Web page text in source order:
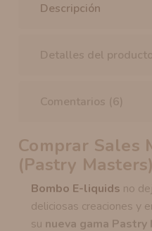
Descripción
Detalles del producto
Comentarios (6)
Comprar Sales
(Pastry
Bombo E-liquids no
deliciosas creaciones y
su nueva gama Pastry